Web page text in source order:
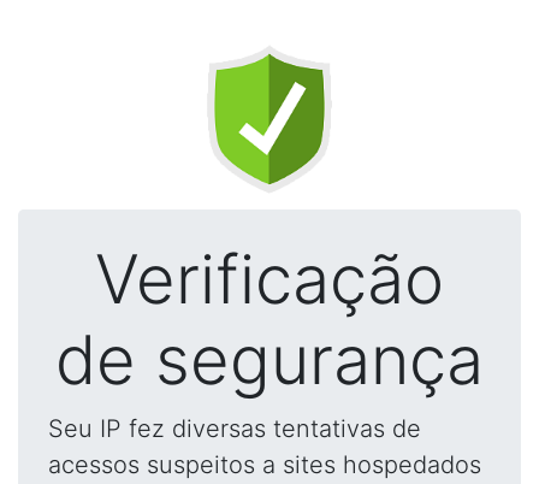
Verificação
de segurança
Seu IP fez diversas tentativas de
acessos suspeitos a sites hospedados